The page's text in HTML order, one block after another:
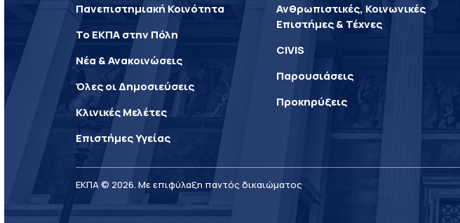
Πανεπιστημιακή Κοινότητα
Το ΕΚΠΑ στην Πόλη
Νέα & Ανακοινώσεις
Όλες οι Δημοσιεύσεις
Κλινικές Μελέτες
Επιστήμες Υγείας
Ανθρωπιστικές, Κοινωνικές
Επιστήμες & Τέχνες
CIVIS
Παρουσιάσεις
Προκηρύξεις
ΕΚΠΑ © 2026. Με επιφύλαξη παντός δικαιώματος